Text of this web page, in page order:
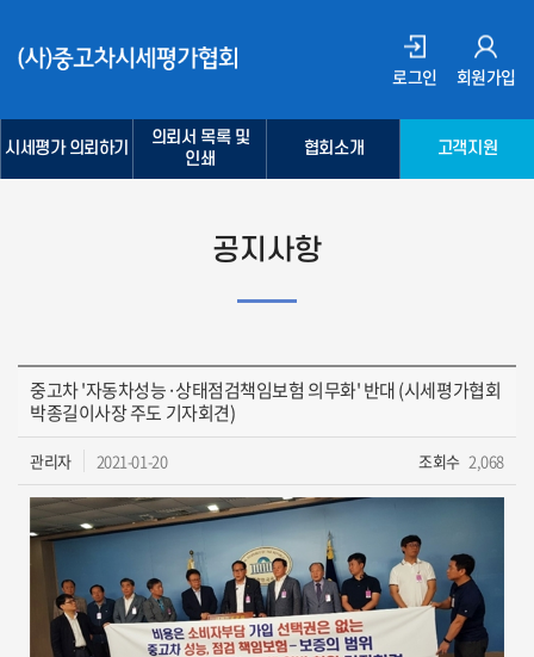
로그인 회원가입
시세평가 의뢰하기
의뢰서 목록 및
인쇄
협회소개 고객지원
공지사항
중고차 '자동차성능·상태점검책임보험 의무화' 반대 (시세평가협회
박종길이사장 주도 기자회견)
관리자 2021-01-20 조회수 2,068